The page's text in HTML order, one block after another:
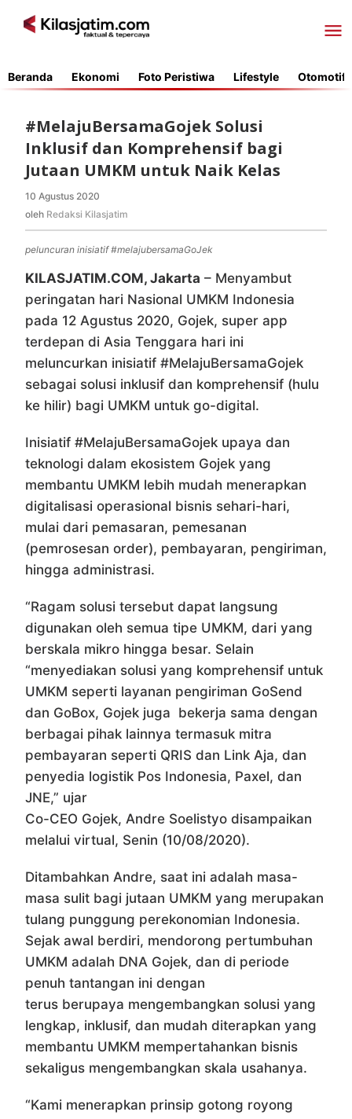
Beranda Ekonomi Foto Peristiwa Lifestyle Otomotif
#MelajuBersamaGojek Solusi
Inklusif dan Komprehensif bagi
Jutaan UMKM untuk Naik Kelas
10 Agustus 2020
Redaksi
oleh Redaksi Kilasjatim
peluncuran inisiatif #melajubersamaGoJek
KILASJATIM.COM, Jakarta – Menyambut
peringatan hari Nasional UMKM Indonesia
pada 12 Agustus 2020, Gojek, super app
terdepan di Asia Tenggara hari ini
meluncurkan inisiatif #MelajuBersamaGojek
sebagai solusi inklusif dan komprehensif (hulu
ke hilir) bagi UMKM untuk go-digital.
Inisiatif #MelajuBersamaGojek upaya dan
teknologi dalam ekosistem Gojek yang
membantu UMKM lebih mudah menerapkan
digitalisasi operasional bisnis sehari-hari,
mulai dari pemasaran, pemesanan
(pemrosesan order), pembayaran, pengiriman,
hingga administrasi.
“Ragam solusi tersebut dapat langsung
digunakan oleh semua tipe UMKM, dari yang
berskala mikro hingga besar. Selain
“menyediakan solusi yang komprehensif untuk
UMKM seperti layanan pengiriman GoSend
dan GoBox, Gojek juga bekerja sama dengan
berbagai pihak lainnya termasuk mitra
pembayaran seperti QRIS dan Link Aja, dan
penyedia logistik Pos Indonesia, Paxel, dan
JNE,” ujar
Co-CEO Gojek, Andre Soelistyo disampaikan
melalui virtual, Senin (10/08/2020).
Ditambahkan Andre, saat ini adalah masa-
masa sulit bagi jutaan UMKM yang merupakan
tulang punggung perekonomian Indonesia.
Sejak awal berdiri, mendorong pertumbuhan
UMKM adalah DNA Gojek, dan di periode
penuh tantangan ini dengan
terus berupaya mengembangkan solusi yang
lengkap, inklusif, dan mudah diterapkan yang
membantu UMKM mempertahankan bisnis
sekaligus mengembangkan skala usahanya.
“Kami menerapkan prinsip gotong royong